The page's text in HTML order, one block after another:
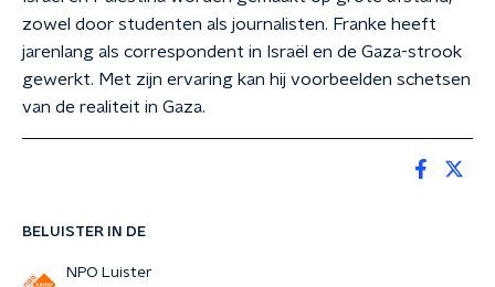
BELUISTER IN DE
NPO Luister
zowel door studenten als journalisten. Franke heeft
jarenlang als correspondent in Israël en de Gaza-strook
gewerkt. Met zijn ervaring kan hij voorbeelden schetsen
van de realiteit in Gaza.